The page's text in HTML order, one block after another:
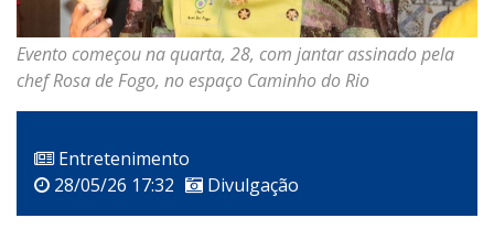
Evento começou na quarta, 28, com jantar assinado pela
chef Rosa de Fogo, no espaço Caminho do Rio
Entretenimento
28/05/26 17:32
Divulgação